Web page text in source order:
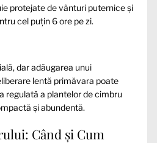
protejate de vânturi puternice și
cel puțin 6 ore pe zi.
dar adăugarea unui
lentă primăvara poate
regulată a plantelor de cimbru
și abundentă.
Când și Cum